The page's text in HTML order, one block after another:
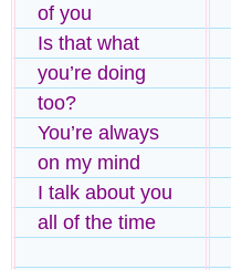
of you
Is that what
you’re doing
too?
You’re always
on my mind
I talk about you
all of the time